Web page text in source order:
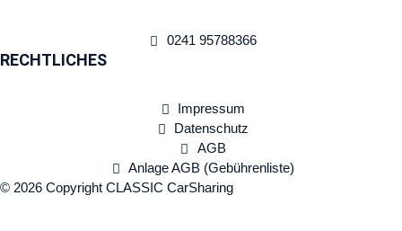
0241 95788366
RECHTLICHES
Impressum
Datenschutz
AGB
Anlage AGB (Gebührenliste)
© 2026 Copyright CLASSIC CarSharing